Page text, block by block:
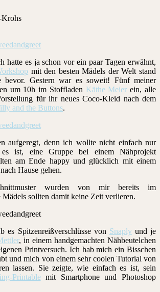
Krohs
hatte es ja schon vor ein paar Tagen erwähnt,
mit den besten Mädels der Welt stand
bevor. Gestern war es soweit! Fünf meiner
um 10h im Stoffladen Käthe Meier ein, alle
für ihr neues Coco-Kleid nach dem
and the Buttons.
aufgeregt, denn ich wollte nicht einfach nur
es ist, eine Gruppe bei einem Nähprojekt
am Ende happy und glücklich mit einem
Hause gehen.
wurden von mir bereits im
sollten damit keine Zeit verlieren.
es Spitzenreißverschlüsse von Snaplyund je
, in einem handgemachten Nähbeutelchen
Printversuch. Ich hab mich ein Bisschen
und mich von einem sehr coolen Tutorial von
lassen. Sie zeigte, wie einfach es ist, sein
Printablemit Smartphone und Photoshop